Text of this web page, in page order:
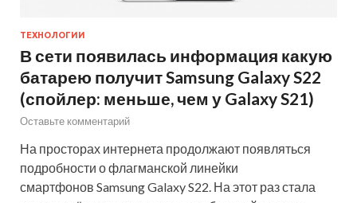
ТЕХНОЛОГИИ
В сети появилась информация какую
батарею получит Samsung Galaxy S22
(спойлер: меньше, чем у Galaxy S21)
Оставьте комментарий
На просторах интернета продолжают появляться
подробности о флагманской линейки
смартфонов Samsung Galaxy S22. На этот раз стала